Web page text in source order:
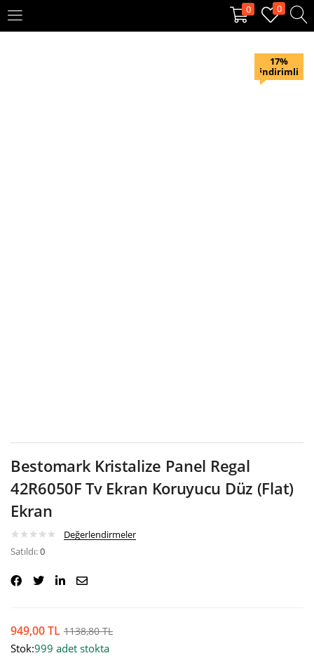
0 0
KAYIT OL
17%
indirimli
Bestomark Kristalize Panel Regal
42R6050F Tv Ekran Koruyucu Düz (Flat)
Ekran
Değerlendirmeler
Satıldı:0
949,00TL 1138,80TL
Stok:999 adet stokta